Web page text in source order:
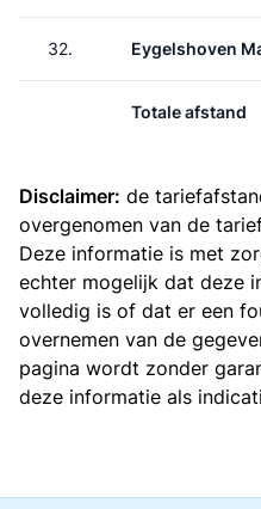
32. Eygelshoven
Totale afstand
Disclaimer: de
overgenomen van de
Deze informatie is met
echter mogelijk dat deze
volledig is of dat er een
overnemen van de
pagina wordt zonder
deze informatie als